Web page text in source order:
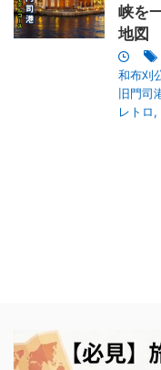
峡を
地図
和布刈
旧門司
レトロ,